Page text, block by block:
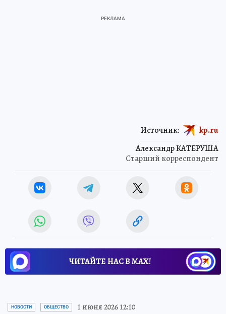
Александр КАТЕРУША
Старший корреспондент
Источник: kp.ru
ЧИТАЙТЕ НАС В МАХ!
НОВОСТИ ОБЩЕСТВО 1 июня 2026 12:10